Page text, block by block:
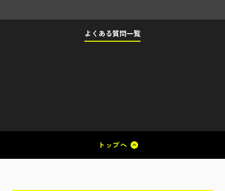
よくある質問一覧
トップへ